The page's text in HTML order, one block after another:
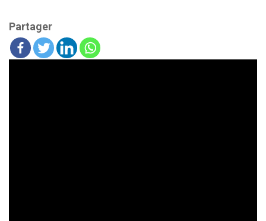
Partager